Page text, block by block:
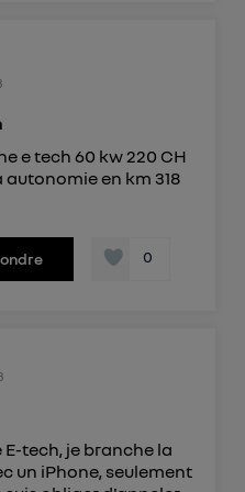
e tech 60 kw 220 CH
en km 318
0
tech, je branche la
un iPhone, seulement